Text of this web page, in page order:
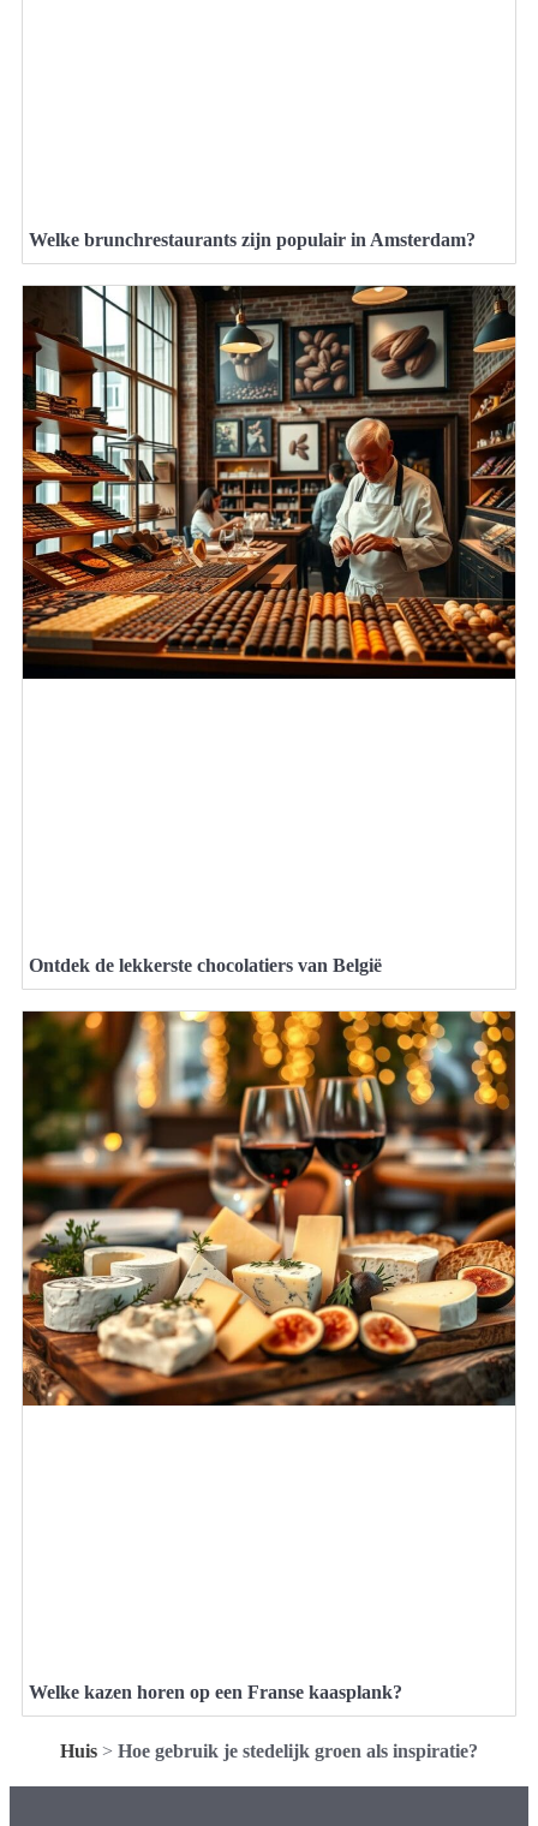
Welke brunchrestaurants zijn populair in Amsterdam?
Ontdek de lekkerste chocolatiers van België
Welke kazen horen op een Franse kaasplank?
Huis > Hoe gebruik je stedelijk groen als inspiratie?